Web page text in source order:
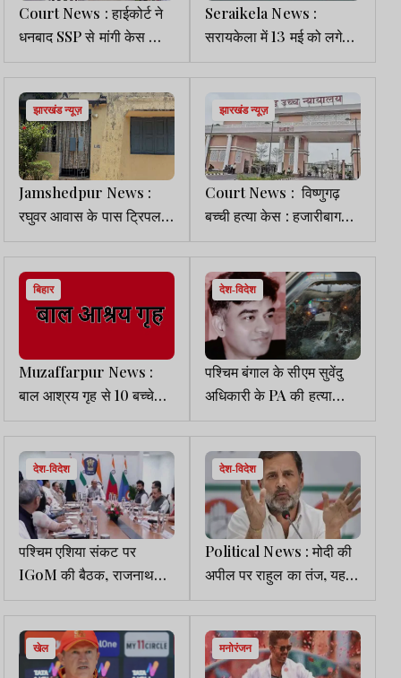
Court News : हाईकोर्ट ने
धनबाद SSP से मांगी केस की
स्टेटस रिपोर्ट, जांच तेज करने
का निर्देश
Seraikela News :
सरायकेला में 13 मई को लगेगा
रोजगार मेला, 1000 से अधिक
पदों पर होगी भर्ती
झारखंड न्यूज़
Jamshedpur News :
रघुवर आवास के पास ट्रिपल
मर्डर, रिटायर्ड टाटा कर्मी ने
किया परिवार खत्म
झारखंड न्यूज़
Court News : विष्णुगढ़
बच्ची हत्या केस : हजारीबाग
पुलिस की अनुसंधान पूरी होने
के बाद HC में होगी सुनवाई
बिहार
Muzaffarpur News :
बाल आश्रय गृह से 10 बच्चे
गायब, मचा हड़कंप
देश-विदेश
पश्चिम बंगाल के सीएम सुवेंदु
अधिकारी के PA की हत्या
मामले में गिरफ्तार तीन आरोपी
13 दिन की पुलिस रिमांड पर
देश-विदेश
पश्चिम एशिया संकट पर
IGoM की बैठक, राजनाथ
सिंह ने पीएम मोदी की बचत की
अपील पर ध्यान दिलाया
देश-विदेश
Political News : मोदी की
अपील पर राहुल का तंज, यह
सरकार की नाकामी के सबूत हैं,
देश चलाना
Compromised PM के
बस का नहीं
खेल मनोरंजन